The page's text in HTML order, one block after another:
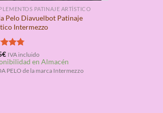
PATINAJE ARTÍSTICO
Pelo Diavuelbot Patinaje
Intermezzo
4.75
€ IVA incluido
en Almacén
PELO de la marca Intermezzo